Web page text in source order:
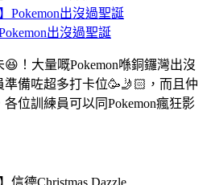
出沒過聖誕
！大量嘅Pokemon喺銅鑼灣出沒
準備咗超多打卡位🥳🤳🏻，而且仲
位訓練員可以同Pokemon瘋狂影